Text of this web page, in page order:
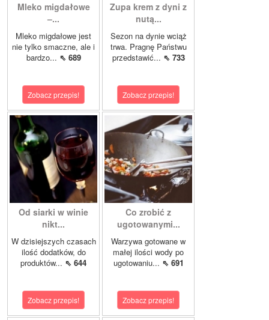
Mleko migdałowe
–...
Mleko migdałowe jest
nie tylko smaczne, ale i
bardzo... ⇖ 689
Zobacz przepis!
Zupa krem z dyni z
nutą...
Sezon na dynie wciąż
trwa. Pragnę Państwu
przedstawić... ⇖ 733
Zobacz przepis!
Od siarki w winie
nikt...
W dzisiejszych czasach
ilość dodatków, do
produktów... ⇖ 644
Zobacz przepis!
Co zrobić z
ugotowanymi...
Warzywa gotowane w
małej ilości wody po
ugotowaniu... ⇖ 691
Zobacz przepis!